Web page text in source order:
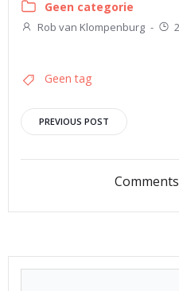
Geen categorie
Rob van Klompenburg -
Geen tag
Bericht
navigatie
PREVIOUS POST